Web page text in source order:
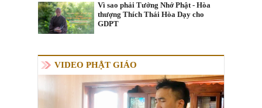
Vì sao phải Tưởng Nhớ Phật - Hòa
thượng Thích Thái Hòa Dạy cho
GDPT
VIDEO PHẬT GIÁO